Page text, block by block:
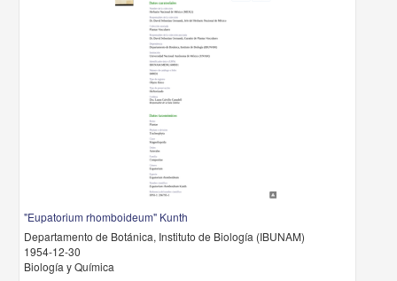
"Eupatorium rhomboideum" Kunth
Departamento de Botánica, Instituto de Biología (IBUNAM)
1954-12-30
Biología y Química